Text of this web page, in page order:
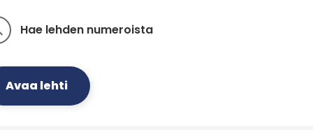
Hae lehden numeroista
Avaa lehti